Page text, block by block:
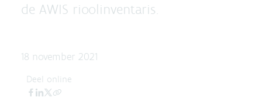
de AWIS rioolinventaris.
18 november 2021
Deel online